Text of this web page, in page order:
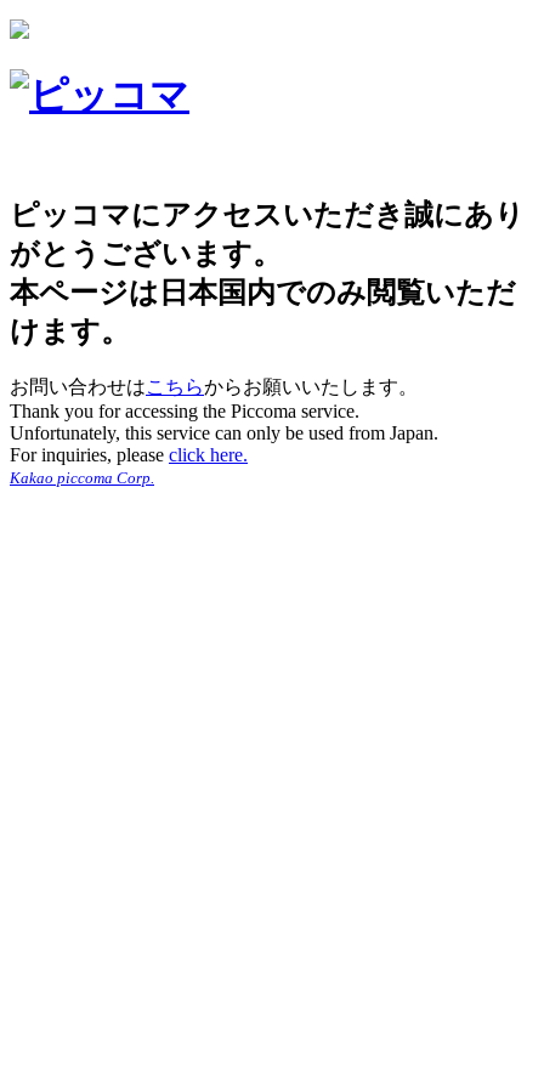
ピッコマにアクセスいただき誠にあり
がとうございます。
本ページは日本国内でのみ閲覧いただ
けます。
お問い合わせはこちらからお願いいたします。
Thank you for accessing the Piccoma service.
Unfortunately, this service can only be used from Japan.
For inquiries, please click here.
Kakao piccoma Corp.